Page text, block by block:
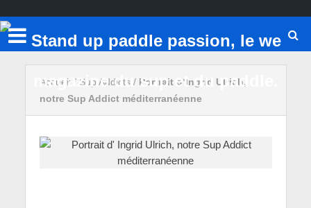
Accueil/ Sup Addicts/ Portrait d’Ingrid Ulrich,
notre Sup Addict méditerranéenne